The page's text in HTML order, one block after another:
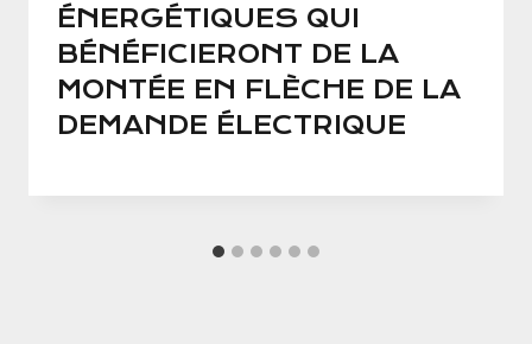
ÉNERGÉTIQUES QUI
BÉNÉFICIERONT DE LA
MONTÉE EN FLÈCHE DE LA
DEMANDE ÉLECTRIQUE